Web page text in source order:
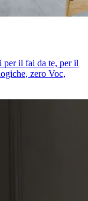
per il fai da te, per il
zero Voc,